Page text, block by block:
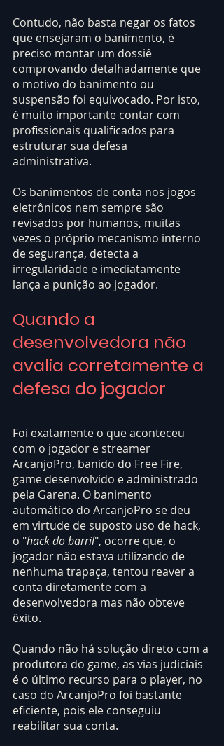
Contudo, não basta negar os fatos
que ensejaram o banimento, é
preciso montar um dossiê
comprovando detalhadamente que
o motivo do banimento ou
suspensão foi equivocado. Por isto,
é muito importante contar com
profissionais qualificados para
estruturar sua defesa
administrativa.
Os banimentos de conta nos jogos
eletrônicos nem sempre são
revisados por humanos, muitas
vezes o próprio mecanismo interno
de segurança, detecta a
irregularidade e imediatamente
lança a punição ao jogador.
Quando a
desenvolvedora não
avalia corretamente a
defesa do jogador
Foi exatamente o que aconteceu
com o jogador e streamer
ArcanjoPro, banido do Free Fire,
game desenvolvido e administrado
pela Garena. O banimento
automático do ArcanjoPro se deu
em virtude de suposto uso de hack,
o "hack do barril", ocorre que, o
jogador não estava utilizando de
nenhuma trapaça, tentou reaver a
conta diretamente com a
desenvolvedora mas não obteve
êxito.
Quando não há solução direto com a
produtora do game, as vias judiciais
é o último recurso para o player, no
caso do ArcanjoPro foi bastante
eficiente, pois ele conseguiu
reabilitar sua conta.